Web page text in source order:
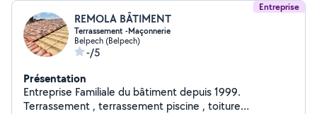
Entreprise
REMOLA BÂTIMENT
Terrassement -Maçonnerie
Belpech (Belpech)
-/5
Présentation
Entreprise Familiale du bâtiment depuis 1999.
Terrassement , terrassement piscine , toiture